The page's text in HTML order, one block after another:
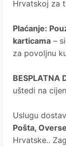
Hrvatskoj za
Plaćanje:
karticama –
za povoljnu
BESPLATNA
uštedi na
Uslugu
Pošta,
Hrvatske..